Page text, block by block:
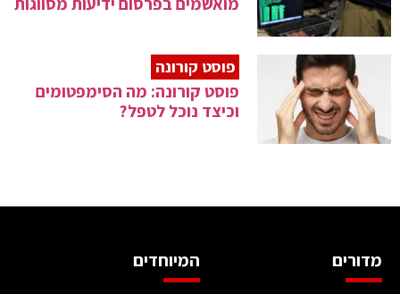
פוסט קורונה
פוסט קורונה: מה הסימפטומים
וכיצד נוכל לטפל?
מדורים המיוחדים